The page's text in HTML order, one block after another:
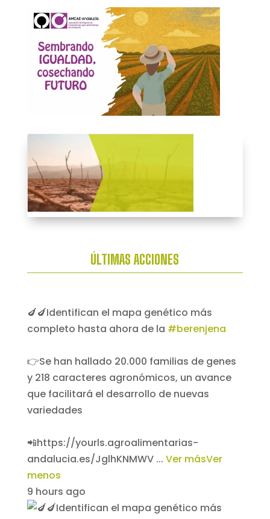
ÚLTIMAS ACCIONES
🍆🍆Identifican el mapa genético más
completo hasta ahora de la #berenjena
👉Se han hallado 20.000 familias de genes
y 218 caracteres agronómicos, un avance
que facilitará el desarrollo de nuevas
variedades
📲https://yourls.agroalimentarias-
andalucia.es/JglhKNMWV ... Ver másVer
menos
9 hours ago